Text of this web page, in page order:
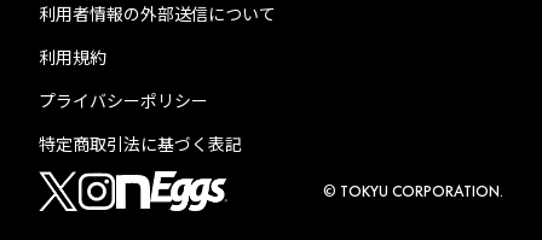
利用者情報の外部送信について
利用規約
プライバシーポリシー
特定商取引法に基づく表記
© TOKYU CORPORATION.